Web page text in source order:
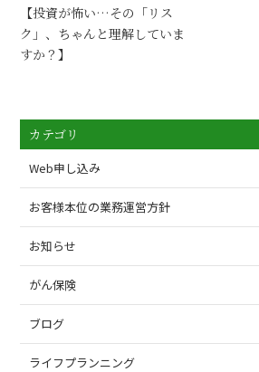
【投資が怖い…その「リス
ク」、ちゃんと理解していま
すか？】
カテゴリ
Web申し込み
お客様本位の業務運営方針
お知らせ
がん保険
ブログ
ライフプランニング